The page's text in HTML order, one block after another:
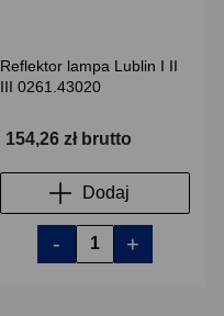
Reflektor lampa Lublin I II
III 0261.43020
154,26 zł brutto
Dodaj
- +